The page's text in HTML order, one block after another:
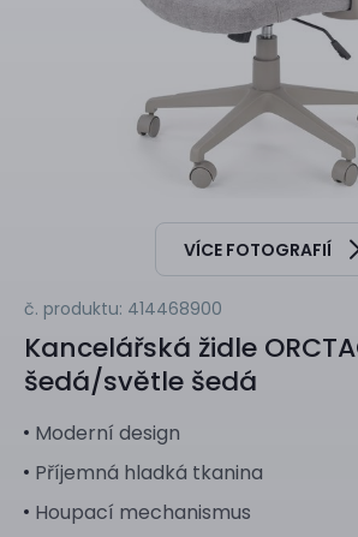
VÍCE FOTOGRAFIÍ
č. produktu: 414468900
Kancelářská židle
šedá/světle šedá
Moderní design
Příjemná hladká tkanina
Houpací mechanismus